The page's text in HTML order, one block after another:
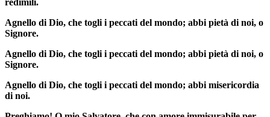
redimili.
Agnello di Dio, che togli i peccati del mondo; abbi pietà di noi, o
Signore.
Agnello di Dio, che togli i peccati del mondo; abbi pietà di noi, o
Signore.
Agnello di Dio, che togli i peccati del mondo; abbi misericordia
di noi.